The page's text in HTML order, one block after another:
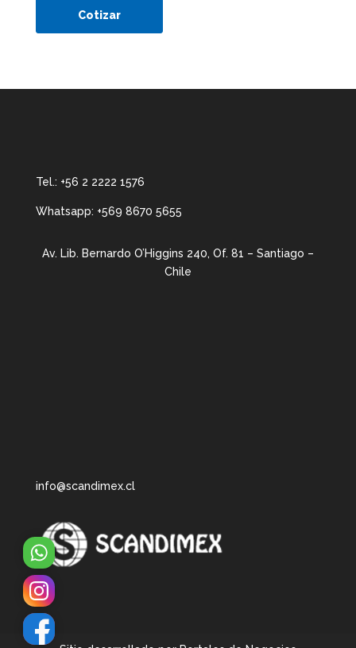
Cotizar
Tel.: +56 2 2222 1576
Whatsapp: +569 8670 5655
Av. Lib. Bernardo O’Higgins 240, Of. 81 – Santiago –
Chile
info@scandimex.cl
WhatsApp
Instagram
Facebook